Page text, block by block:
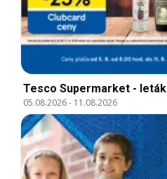
Tesco Supermarket - leták
05.08.2026- 11.08.2026